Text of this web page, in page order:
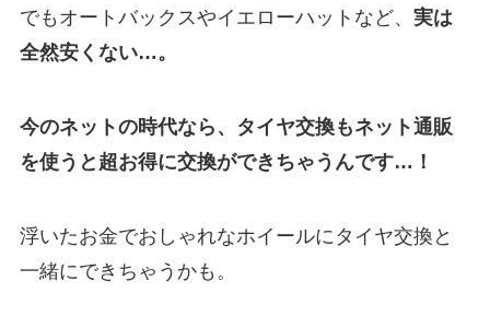
でもオートバックスやイエローハットなど、 実は
全然安くない…。
今のネットの時代なら、タイヤ交換もネット通販
を使うと超お得に交換ができちゃうんです…！
浮いたお金でおしゃれなホイールにタイヤ交換と
一緒にできちゃうかも。